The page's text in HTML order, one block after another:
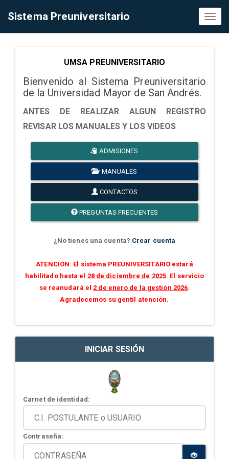
Sistema Preuniversitario
UMSA PREUNIVERSITARIO
Bienvenido al Sistema Preuniversitario
de la Universidad Mayor de San Andrés.
ANTES DE REALIZAR ALGUN REGISTRO
REVISAR LOS MANUALES Y LOS VIDEOS
ADMISIONES
MANUALES
CONTACTOS
PREGUNTAS FRECUENTES
¿No tienes una cuenta? Crear cuenta
ATENCIÓN: El sistema PREUNIVERSITARIO estará
habilitado hasta el 28 de diciembre de 2025. El servicio
se reanudará el 2 de enero de la gestión 2026.
Agradecemos su gentil atención.
INICIAR SESIÓN
Carnet de identidad:
Contraseña: